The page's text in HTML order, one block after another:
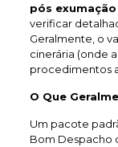
pós
verificar
Geralmente, o
cinerária (onde
procedimentos
O Que
Um pacote
Bom Despacho